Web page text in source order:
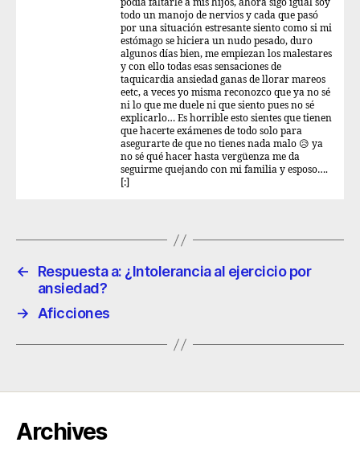
podía faltarle a mis hijos, ahora sigo igual soy
todo un manojo de nervios y cada que pasó
por una situación estresante siento como si mi
estómago se hiciera un nudo pesado, duro
algunos días bien, me empiezan los malestares
y con ello todas esas sensaciones de
taquicardia ansiedad ganas de llorar mareos
eetc, a veces yo misma reconozco que ya no sé
ni lo que me duele ni que siento pues no sé
explicarlo… Es horrible esto sientes que tienen
que hacerte exámenes de todo solo para
asegurarte de que no tienes nada malo 😥 ya
no sé qué hacer hasta vergüenza me da
seguirme quejando con mi familia y esposo….
[:]
←
Respuesta a: ¿Intolerancia al ejercicio por
ansiedad?
→
Aficciones
Archives